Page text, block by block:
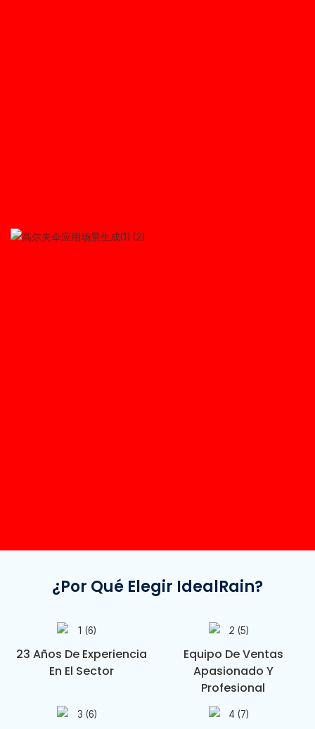
¿Por Qué Elegir IdealRain?
23 Años De Experiencia
En El Sector
Equipo De Ventas
Apasionado Y
Profesional